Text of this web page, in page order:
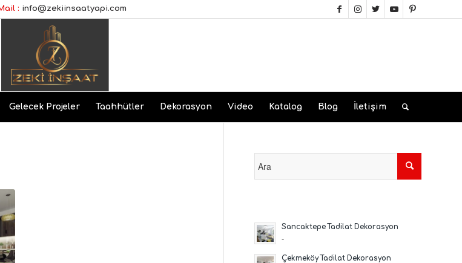
: info@zekiinsaatyapi.com
Gelecek Projeler Taahhütler Dekorasyon Video Katalog Blog İletişim
Sancaktepe Tadilat Dekorasyon
-
Çekmeköy Tadilat Dekorasyon